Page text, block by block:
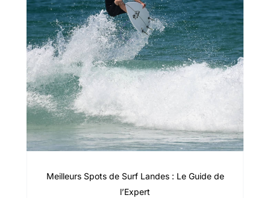
Meilleurs Spots de Surf Landes : Le Guide de
l’Expert